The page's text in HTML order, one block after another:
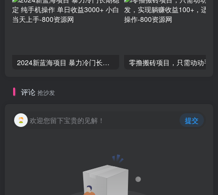
2024新蓝海项目 暴力冷门长期稳定 纯手机操作 单日收益3000+ 小白当天上手
评论 抢沙发
欢迎您留下宝贵的见解！ 提交